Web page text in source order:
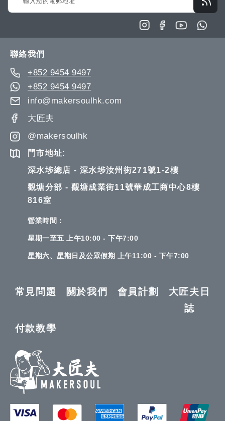
Up
聯絡我們
+852 9454 9497
+852 9454 9497
info@makersoulhk.com
大匠夫
@makersoulhk
門市地址:
深水埗總店 - 深水埗汝州街271號1-2樓
觀塘分部 - 觀塘成業街11號華成工商中心8樓
816室
營業時間：
星期一至五 上午10:00 - 下午7:00
星期六、星期日及公眾假期 上午11:00 - 下午7:00
常見問題 關於我們 會員計劃
大匠夫日
誌
付款教學